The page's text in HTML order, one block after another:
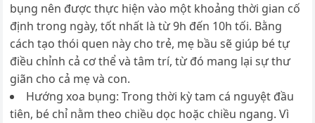
bụng nên được thực hiện vào một khoảng thời gian cố
định trong ngày, tốt nhất là từ 9h đến 10h tối. Bằng
cách tạo thói quen này cho trẻ, mẹ bầu sẽ giúp bé tự
điều chỉnh cả cơ thể và tâm trí, từ đó mang lại sự thư
giãn cho cả mẹ và con.
Hướng xoa bụng: Trong thời kỳ tam cá nguyệt đầu
tiên, bé chỉ nằm theo chiều dọc hoặc chiều ngang. Vì